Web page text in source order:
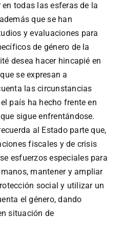
todas las esferas de la
que se han
y evaluaciones para
de género de la
desea hacer hincapié en
se expresan a
las circunstancias
país ha hecho frente en
sigue enfrentándose.
al Estado parte que,
fiscales y de crisis
esfuerzos especiales para
mantener y ampliar
social y utilizar un
el género, dando
situación de